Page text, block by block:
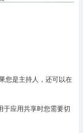
您是主持人，还可以在
于应用共享时您需要切